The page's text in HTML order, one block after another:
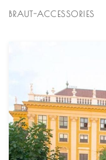
BRAUT-ACCESSORIES